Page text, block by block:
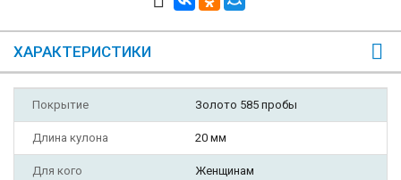
ХАРАКТЕРИСТИКИ
Покрытие Золото 585 пробы
Длина кулона 20 мм
Для кого Женщинам